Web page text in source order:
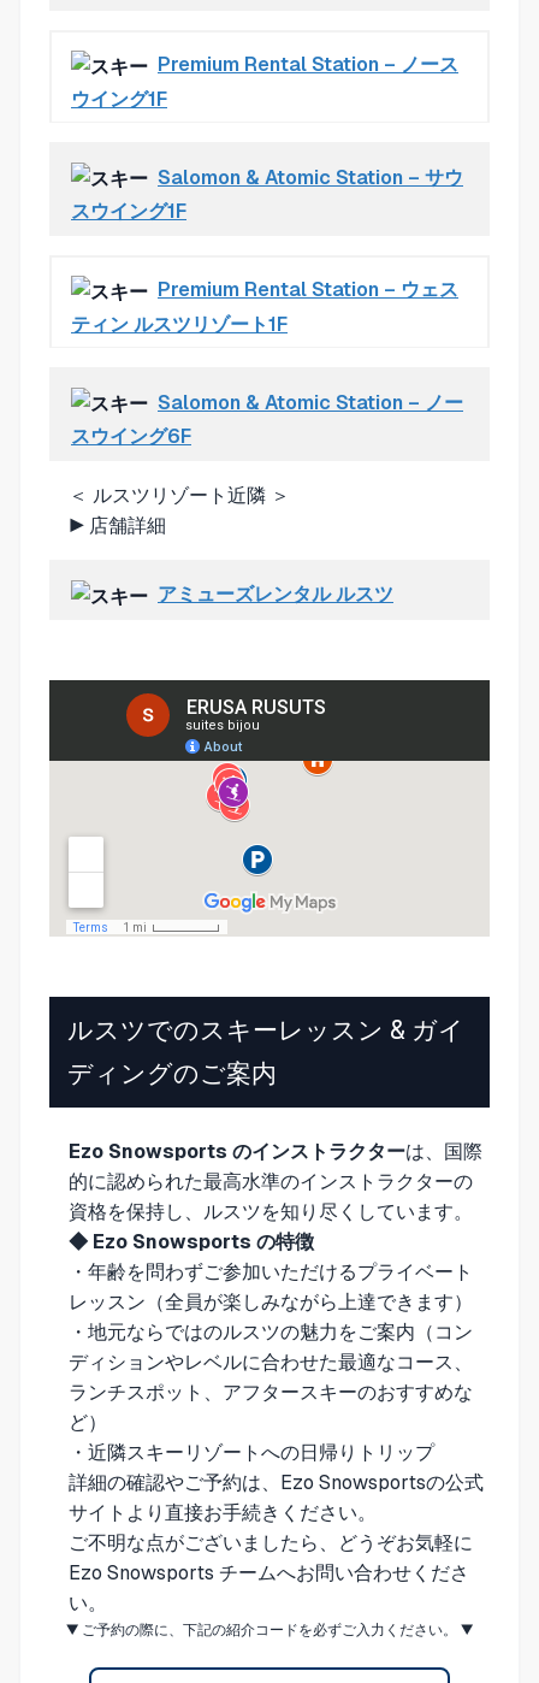
Premium Rental Station – ノース
ウイング1F
Salomon & Atomic Station – サウ
スウイング1F
Premium Rental Station – ウェス
ティン ルスツリゾート1F
Salomon & Atomic Station – ノー
スウイング6F
＜ ルスツリゾート近隣 ＞
▶ 店舗詳細
アミューズレンタル ルスツ
ルスツでのスキーレッスン & ガイ
ディングのご案内
Ezo Snowsports のインストラクターは、国際
的に認められた最高水準のインストラクターの
資格を保持し、ルスツを知り尽くしています。
◆ Ezo Snowsports の特徴
・年齢を問わずご参加いただけるプライベート
レッスン（全員が楽しみながら上達できます）
・地元ならではのルスツの魅力をご案内（コン
ディションやレベルに合わせた最適なコース、
ランチスポット、アフタースキーのおすすめな
ど）
・近隣スキーリゾートへの日帰りトリップ
詳細の確認やご予約は、
Ezo Snowsportsの公式
サイト より直接お手続きください。
ご不明な点がございましたら、どうぞお気軽に
Ezo Snowsports チームへお問い合わせくださ
い。
▼ ご予約の際に、下記の紹介コードを必ずご入力ください。 ▼